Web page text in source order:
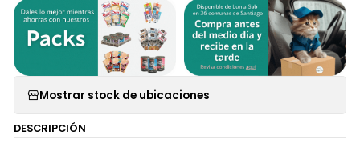
Mostrar stock de ubicaciones
DESCRIPCIÓN